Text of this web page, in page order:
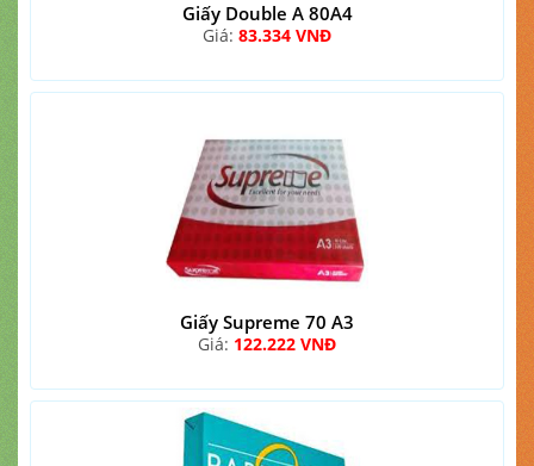
Giấy Double A 80A4
Giá: 83.334 VNĐ
Giấy Supreme 70 A3
Giá: 122.222 VNĐ